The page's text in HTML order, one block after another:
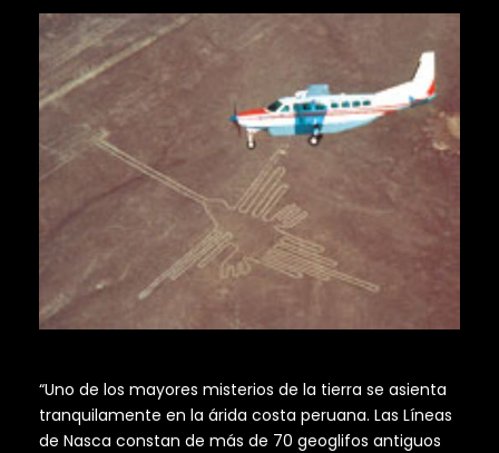
“Uno de los mayores misterios de la tierra se asienta
tranquilamente en la árida costa peruana. Las Líneas
de Nasca constan de más de 70 geoglifos antiguos